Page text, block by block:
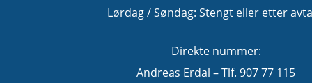
Lørdag / Søndag: Stengt eller etter
Direkte nummer:
Andreas Erdal – Tlf. 907 77 115